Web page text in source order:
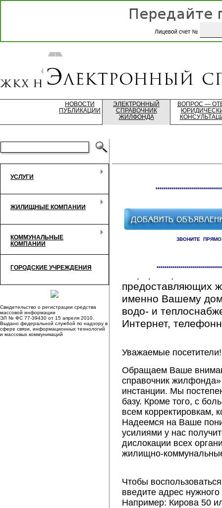
НОВОСТИ
ПУБЛИКАЦИИ
ЭЛЕКТРОННЫЙ
СПРАВОЧНИК
ЖИЛФОНДА
ВОПРОС —
УСЛУГИ
ЖИЛИЩНЫЕ КОМПАНИИ
КОММУНАЛЬНЫЕ
КОМПАНИИ
ГОРОДСКИЕ УЧРЕЖДЕНИЯ
Свидетельство о регистрации средства
массовой информации
ЭЛ № ФС 77-39430 от 15 апреля 2010.
Выдано федеральной службой по надзору в
сфере связи, информационных технологий
и массовых коммуникаций
ЗВОНИТЕ
предоставляющих
именно Вашему
водо- и
Интернет,
Уважаемые посетители!
Обращаем Ваше
справочник
инстанции. Мы
базу. Кроме того, с
всем корректировкам,
Надеемся на Ваше
усилиями у нас
дислокации всех
жилищно-
Чтобы
введите адрес
Например: Кирова 50